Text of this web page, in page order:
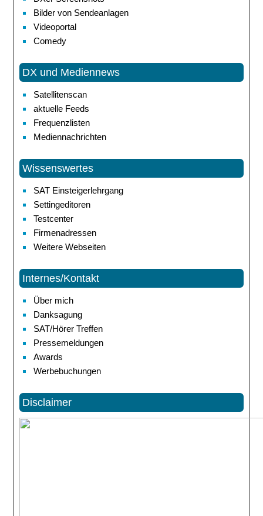
Bilder von Sendeanlagen
Videoportal
Comedy
DX und Mediennews
Satellitenscan
aktuelle Feeds
Frequenzlisten
Mediennachrichten
Wissenswertes
SAT Einsteigerlehrgang
Settingeditoren
Testcenter
Firmenadressen
Weitere Webseiten
Internes/Kontakt
Über mich
Danksagung
SAT/Hörer Treffen
Pressemeldungen
Awards
Werbebuchungen
Disclaimer